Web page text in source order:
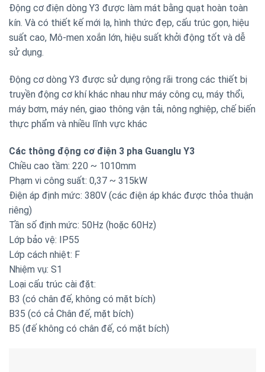
Động cơ điện dòng Y3 được làm mát bằng quạt hoàn toàn
kín. Và có thiết kế mới lạ, hình thức đẹp, cấu trúc gọn, hiệu
suất cao, Mô-men xoắn lớn, hiệu suất khởi động tốt và dễ
sử dụng.
Động cơ dòng Y3 được sử dụng rộng rãi trong các thiết bị
truyền động cơ khí khác nhau như máy công cụ, máy thổi,
máy bơm, máy nén, giao thông vận tải, nông nghiệp, chế biến
thực phẩm và nhiều lĩnh vực khác
Các thông động cơ điện 3 pha Guanglu Y3
Chiều cao tầm: 220 ~ 1010mm
Phạm vi công suất: 0,37 ~ 315kW
Điện áp định mức: 380V (các điện áp khác được thỏa thuận
riêng)
Tần số định mức: 50Hz (hoặc 60Hz)
Lớp bảo vệ: IP55
Lớp cách nhiệt: F
Nhiệm vụ: S1
Loại cấu trúc cài đặt:
B3 (có chân đế, không có mặt bích)
B35 (có cả Chân đế, mặt bích)
B5 (đế không có chân đế, có mặt bích)